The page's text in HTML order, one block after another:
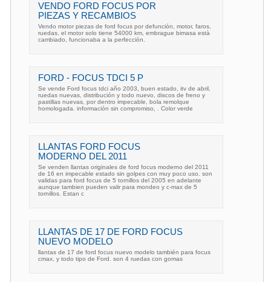
VENDO FORD FOCUS POR
PIEZAS Y RECAMBIOS
Vendo motor piezas de ford focus por defunción, motor, faros,
ruedas, el motor solo tiene 54000 km, embrague bimasa està
cambiado, funcionaba a la perfección.
FORD - FOCUS TDCI 5 P
Se vende Ford focus tdci año 2003, buen estado, itv de abril,
ruedas nuevas, distribución y todo nuevo, discos de freno y
pastillas nuevas, por dentro impecable, bola remolque
homologada. información sin compromiso, . Color verde
LLANTAS FORD FOCUS
MODERNO DEL 2011
Se venden llantas originales de ford focus moderno del 2011
de 16 en impecable estado sin golpes con muy poco uso. son
validas para ford focus de 5 tornillos del 2005 en adelante
aunque tambien pueden valir para mondeo y c-max de 5
tornillos. Estan c
LLANTAS DE 17 DE FORD FOCUS
NUEVO MODELO
llantas de 17 de ford focus nuevo modelo también para focus
cmax, y todo tipo de Ford. son 4 ruedas con gomas